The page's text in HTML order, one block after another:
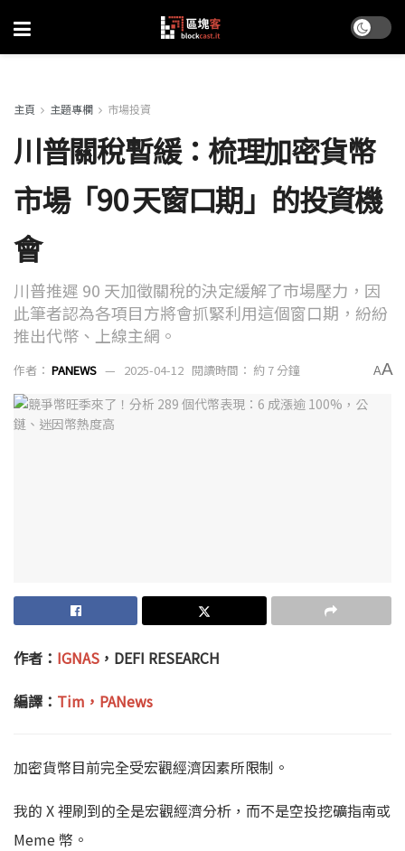
主頁 主題專欄 市場投資
川普關稅暫緩：梳理加密貨幣
市場「90 天窗口期」的投資機
會
川普推遲 90 天加徵關稅的決定緩解了市場壓力，因
此筆者認為各項目方將會抓緊利用這個窗口期，紛紛
推出代幣、上線主網。
作者： PANEWS 2025-04-12 閱讀時間： 約 7 分鐘 AA
作者： IGNAS ，DEFI RESEARCH
編譯： Tim，PANews
加密貨幣目前完全受宏觀經濟因素所限制。
我的 X 裡刷到的全是宏觀經濟分析，而不是空投挖礦指南或
Meme 幣。